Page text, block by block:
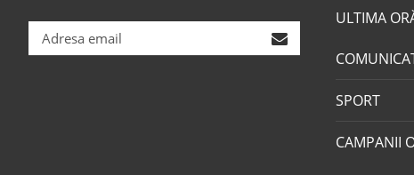
ULTIMA
SPORT
CAMPANII